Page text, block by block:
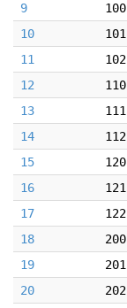
9
100
10
101
11
102
12
110
13
111
14
112
15
120
16
121
17
122
18
200
19
201
20
202